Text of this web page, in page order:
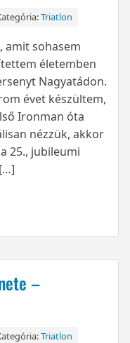
Triatlon
amit sohasem
életemben
Nagyatádon.
évet készültem,
Ironman óta
nézzük, akkor
25., jubileumi
–
Triatlon